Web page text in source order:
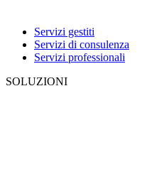
Servizi gestiti
Servizi di consulenza
Servizi professionali
SOLUZIONI